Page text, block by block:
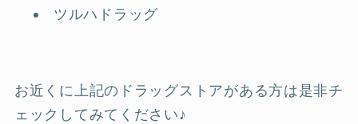
ツルハドラッグ
お近くに上記のドラッグストアがある方は是非チ
ェックしてみてください♪